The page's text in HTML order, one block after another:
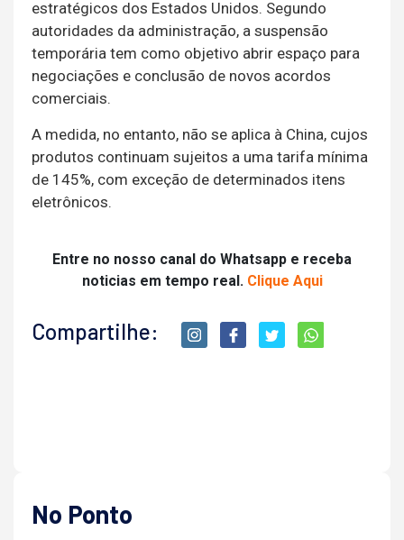
estratégicos dos Estados Unidos. Segundo
autoridades da administração, a suspensão
temporária tem como objetivo abrir espaço para
negociações e conclusão de novos acordos
comerciais.
A medida, no entanto, não se aplica à China, cujos
produtos continuam sujeitos a uma tarifa mínima
de 145%, com exceção de determinados itens
eletrônicos.
Entre no nosso canal do Whatsapp e receba
noticias em tempo real. Clique Aqui
Compartilhe:
No Ponto